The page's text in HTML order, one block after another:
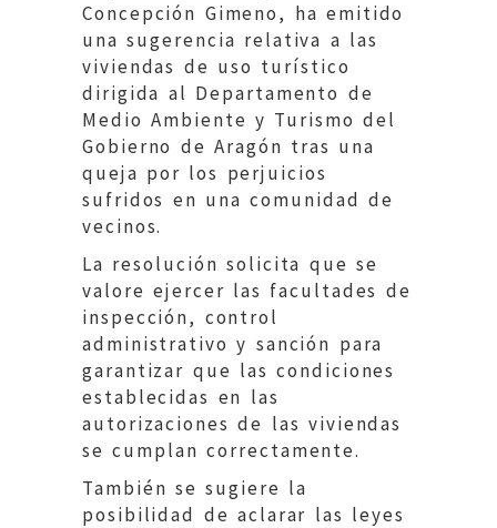
Concepción Gimeno, ha emitido
una sugerencia relativa a las
viviendas de uso turístico
dirigida al Departamento de
Medio Ambiente y Turismo del
Gobierno de Aragón tras una
queja por los perjuicios
sufridos en una comunidad de
vecinos.
La resolución solicita que se
valore ejercer las facultades de
inspección, control
administrativo y sanción para
garantizar que las condiciones
establecidas en las
autorizaciones de las viviendas
se cumplan correctamente.
También se sugiere la
posibilidad de aclarar las leyes